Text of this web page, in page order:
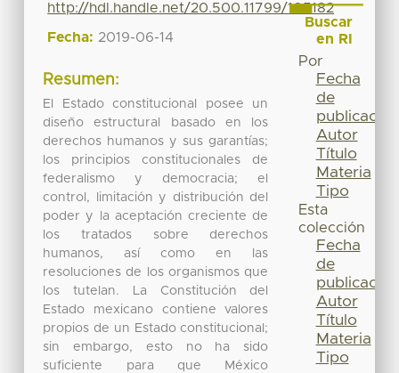
http://hdl.handle.net/20.500.11799/105182
Fecha: 2019-06-14
Resumen:
El Estado constitucional posee un
diseño estructural basado en los
derechos humanos y sus garantías;
los principios constitucionales de
federalismo y democracia; el
control, limitación y distribución del
poder y la aceptación creciente de
los tratados sobre derechos
humanos, así como en las
resoluciones de los organismos que
los tutelan. La Constitución del
Estado mexicano contiene valores
propios de un Estado constitucional;
sin embargo, esto no ha sido
suficiente para que México
Buscar
en RI
Por
Fecha
de
publicación
Autor
Título
Materia
Tipo
Esta
colección
Fecha
de
publicación
Autor
Título
Materia
Tipo